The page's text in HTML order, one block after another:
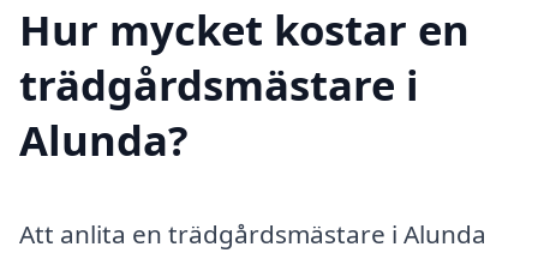
Hur mycket kostar en
trädgårdsmästare i
Alunda?
Att anlita en trädgårdsmästare i Alunda